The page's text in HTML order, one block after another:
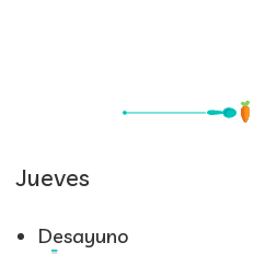
Jueves
Desayuno